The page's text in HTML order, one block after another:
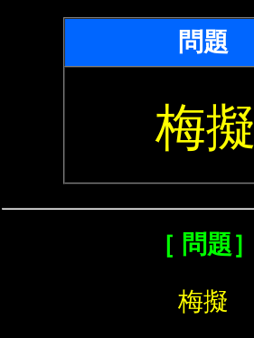
問題
梅擬
［ 問題］
梅擬